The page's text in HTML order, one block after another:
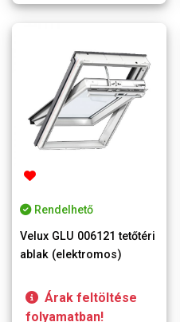
Rendelhető
Velux GLU 006121 tetőtéri
ablak (elektromos)
Árak feltöltése
folyamatban!